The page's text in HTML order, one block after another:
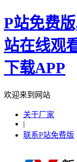
P站免费
站在线观
下载APP
欢迎来到网站
关于厂家
|
联系P站免费版